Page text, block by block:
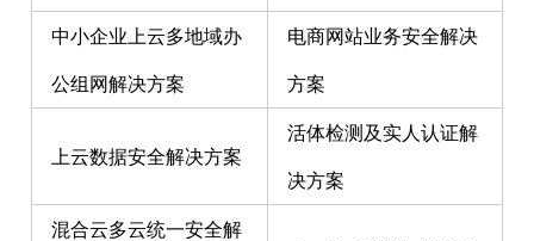
中小企业上云多地域办
公组网解决方案
电商网站业务安全解决
方案
上云数据安全解决方案
活体检测及实人认证解
决方案
混合云多云统一安全解